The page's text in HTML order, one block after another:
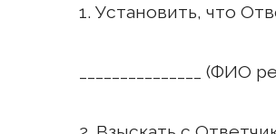
1. Установить, что
_______________